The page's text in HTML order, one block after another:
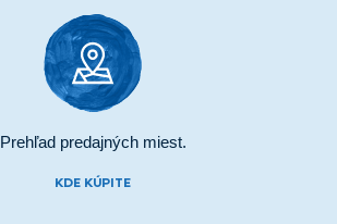
Prehľad predajných miest.
KDE KÚPITE